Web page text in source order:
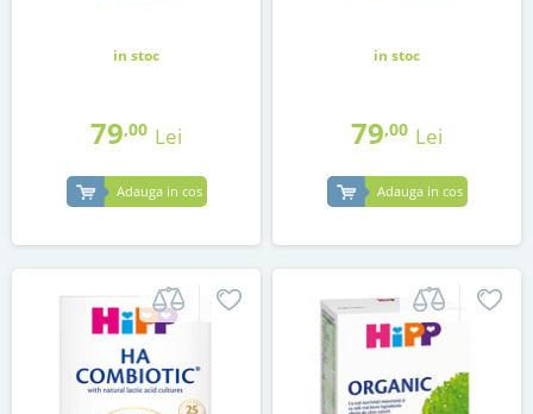
in stoc
79,00 Lei
Adauga in cos
in stoc
79,00 Lei
Adauga in cos